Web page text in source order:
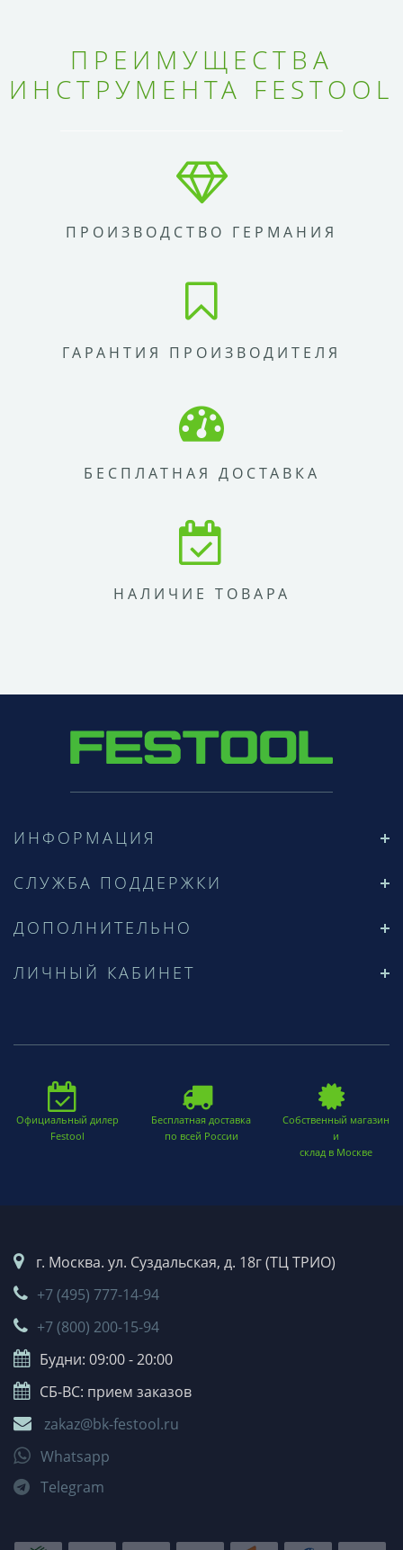
ПРЕИМУЩЕСТВА
ИНСТРУМЕНТА FESTOOL
ПРОИЗВОДСТВО ГЕРМАНИЯ
ГАРАНТИЯ ПРОИЗВОДИТЕЛЯ
БЕСПЛАТНАЯ ДОСТАВКА
НАЛИЧИЕ ТОВАРА
ИНФОРМАЦИЯ
СЛУЖБА ПОДДЕРЖКИ
ДОПОЛНИТЕЛЬНО
ЛИЧНЫЙ КАБИНЕТ
Официальный дилер
Festool
Бесплатная доставка
по всей России
Собственный магазин
и
склад в Москве
г. Москва. ул. Суздальская, д. 18г (ТЦ ТРИО)
+7 (495) 777-14-94
+7 (800) 200-15-94
Будни: 09:00 - 20:00
СБ-ВС: прием заказов
zakaz@bk-festool.ru
Whatsapp
Telegram